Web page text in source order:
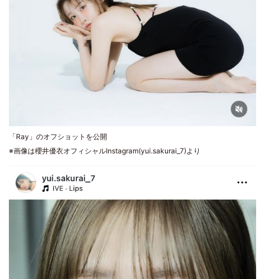
「Ray」のオフショットを公開
※画像は櫻井優衣オフィシャルInstagram(yui.sakurai_7)より